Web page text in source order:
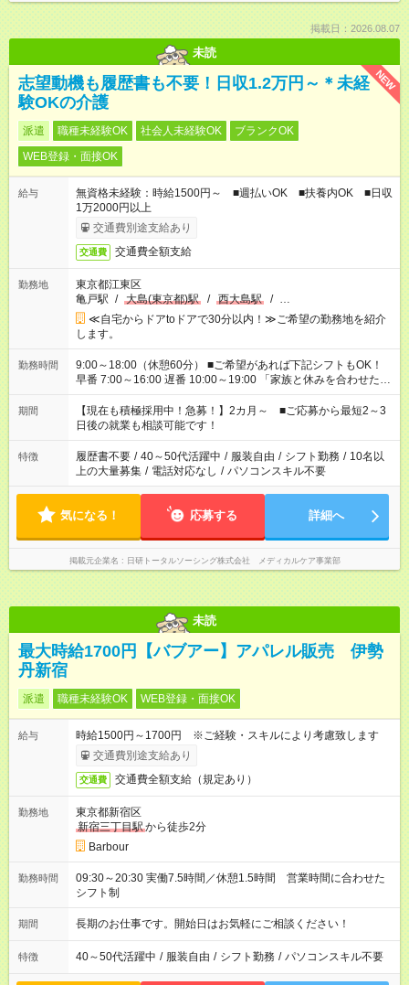
掲載日：2026.08.07
未読
NEW
志望動機も履歴書も不要！日収1.2万円～＊未経
験OKの介護
派遣 職種未経験OK 社会人未経験OK
ブランクOK
WEB登録・面接OK
給与
無資格未経験：時給1500円～ ■週払いOK ■扶養内OK ■日収
1万2000円以上
交通費別途支給あり
交通費 交通費全額支給
勤務地
東京都江東区
亀戸駅 / 大島(東京都)駅 / 西大島駅 / …
≪自宅からドアtoドアで30分以内！≫ご希望の勤務地を紹介
します。
勤務時間
9:00～18:00（休憩60分） ■ご希望があれば下記シフトもOK！
早番 7:00～16:00 遅番 10:00～19:00 「家族と休みを合わせた
い」 「余裕を持って夕飯の準備がしたい」 「できれば残業はし
たくない」 など、ご希望を教えてくださいね。 ※Wワーク希望
の方へ 今ご覧のお仕事で希望する勤務時間と、もう1つのお仕事
の勤務時間。 合計で週40時間を超える場合は応募できません。
期間
【現在も積極採用中！急募！】2カ月～ ■ご応募から最短2～3
日後の就業も相談可能です！
特徴 履歴書不要 / 40～50代活躍中 / 服装自由 / シフト勤務 / 10名以
上の大量募集 / 電話対応なし / パソコンスキル不要
気になる！ 応募する 詳細へ
掲載元企業名 日研トータルソーシング株式会社 メディカルケア事業部
未読
最大時給1700円【バブアー】アパレル販売 伊勢
丹新宿
派遣 職種未経験OK WEB登録・面接OK
給与
時給1500円～1700円 ※ご経験・スキルにより考慮致します
交通費別途支給あり
交通費 交通費全額支給（規定あり）
勤務地
東京都新宿区
新宿三丁目駅から徒歩2分
Barbour
勤務時間
09:30～20:30 実働7.5時間／休憩1.5時間 営業時間に合わせた
シフト制
期間 長期のお仕事です。開始日はお気軽にご相談ください！
特徴 40～50代活躍中 / 服装自由 / シフト勤務 / パソコンスキル不要